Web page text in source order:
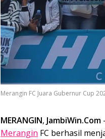
Merangin FC Juara Gubernur Cup
MERANGIN, JambiWin.Com
Merangin FC berhasil